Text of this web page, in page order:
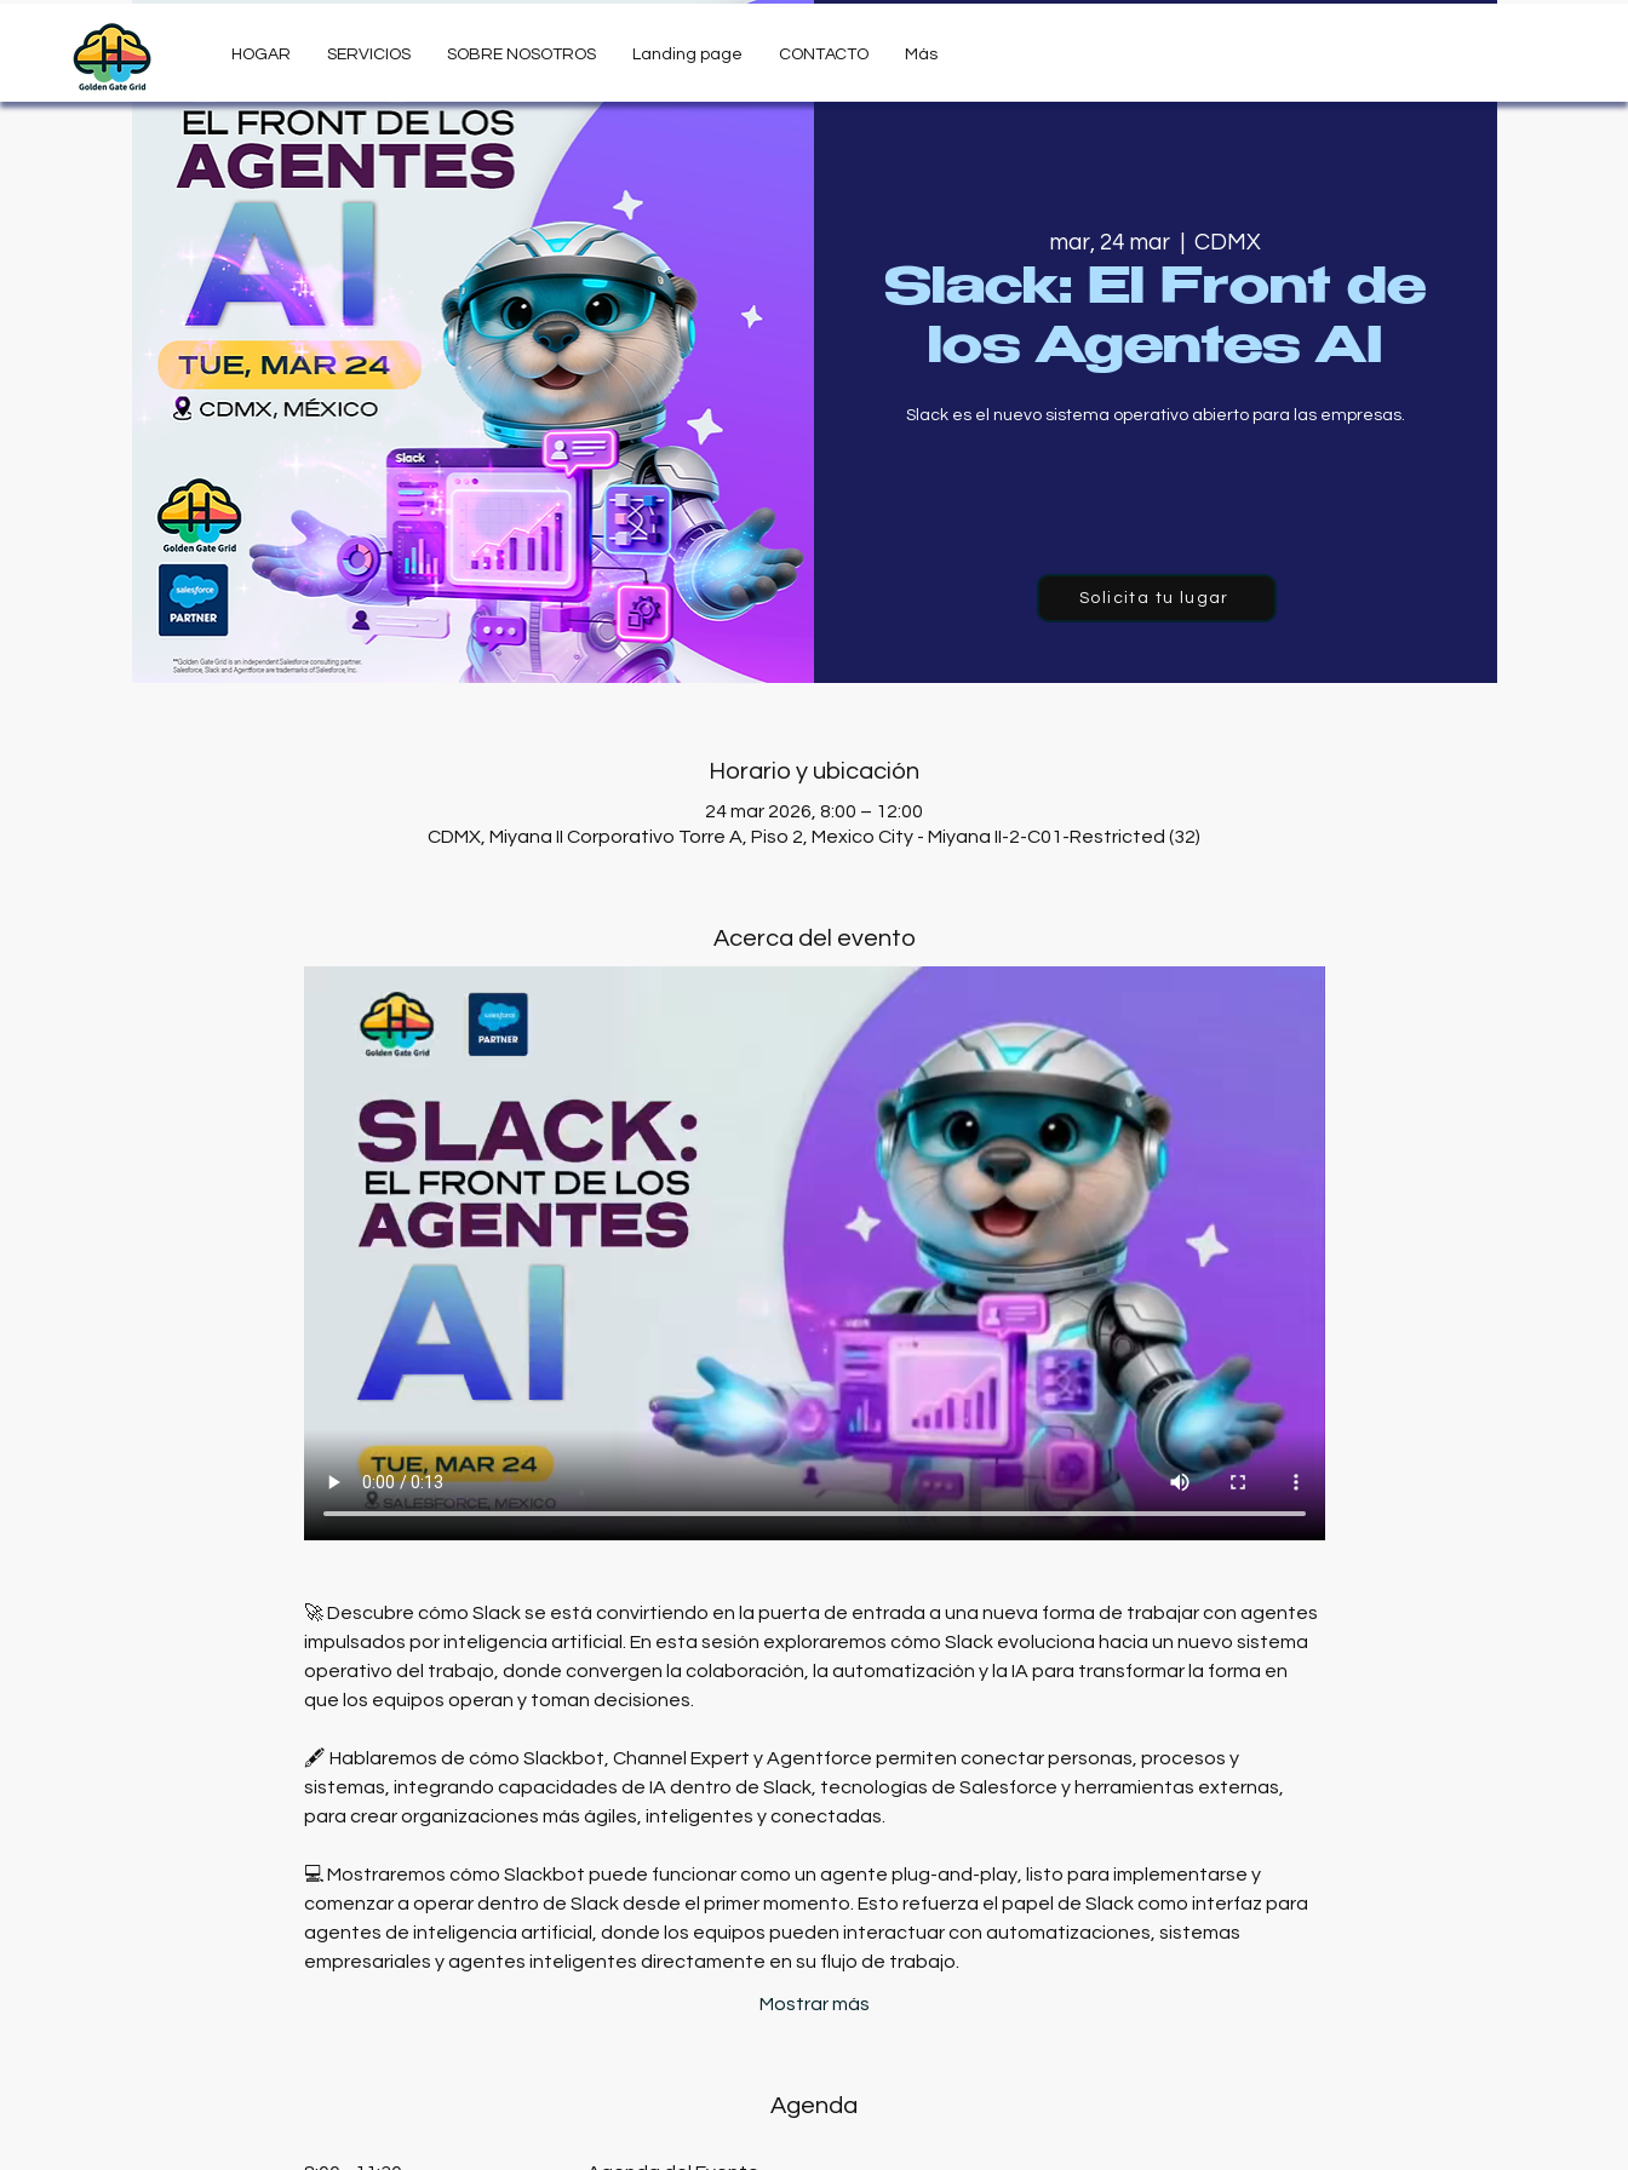
HOGAR SERVICIOS SOBRE NOSOTROS Landing page CONTACTO Más
mar, 24 mar
  |
CDMX
Slack: El Front de
los Agentes AI
Slack es el nuevo sistema operativo abierto para las empresas.
Horario y ubicación
24 mar 2026, 8:00 – 12:00
CDMX, Miyana II Corporativo Torre A, Piso 2, Mexico City - Miyana II-2-C01-Restricted (32)
Acerca del evento
🚀 Descubre cómo Slack se está convirtiendo en la puerta de entrada a una nueva forma de trabajar con agentes
impulsados por inteligencia artificial. En esta sesión exploraremos cómo Slack evoluciona hacia un nuevo sistema
operativo del trabajo, donde convergen la colaboración, la automatización y la IA para transformar la forma en
que los equipos operan y toman decisiones.
🖋️ Hablaremos de cómo Slackbot, Channel Expert y Agentforce permiten conectar personas, procesos y
sistemas, integrando capacidades de IA dentro de Slack, tecnologías de Salesforce y herramientas externas,
para crear organizaciones más ágiles, inteligentes y conectadas.
💻 Mostraremos cómo Slackbot puede funcionar como un agente plug-and-play, listo para implementarse y
comenzar a operar dentro de Slack desde el primer momento. Esto refuerza el papel de Slack como interfaz para
agentes de inteligencia artificial, donde los equipos pueden interactuar con automatizaciones, sistemas
empresariales y agentes inteligentes directamente en su flujo de trabajo.
Mostrar más
Agenda
Solicita tu lugar